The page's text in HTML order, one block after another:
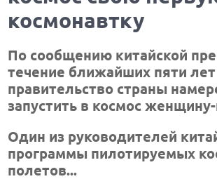
космонавтку
По сообщению китайской
течение ближайших пяти лет
правительство страны
запустить в космос
Один из руководителей
программы пилотируемых
полетов...